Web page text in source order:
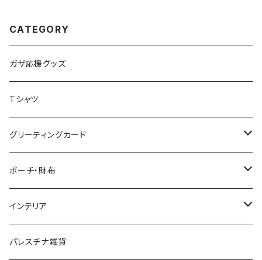
CATEGORY
ガザ応援グッズ
Tシャツ
グリーティングカード
クリスマスカード
グリーティングカード
ポーチ・財布
財布
ポーチ
インテリア
ランチョンマット
パレスチナ雑貨